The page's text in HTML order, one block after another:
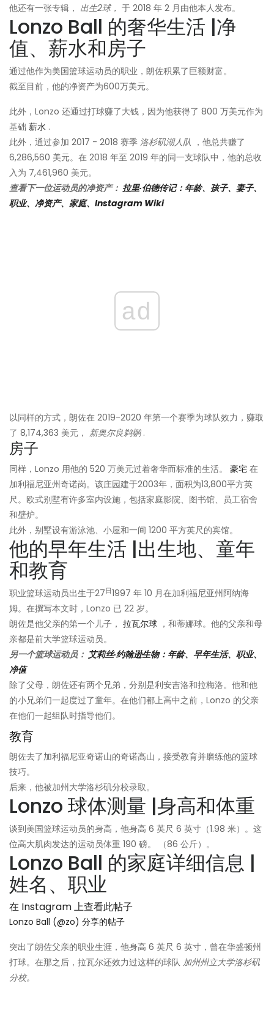
他还有一张专辑， 出生2球， 于 2018 年 2 月由他本人发布。
Lonzo Ball 的奢华生活 |净
值、薪水和房子
通过他作为美国篮球运动员的职业，朗佐积累了巨额财富。
截至目前，他的净资产为600万美元。
此外，Lonzo 还通过打球赚了大钱，因为他获得了 800 万美元作为
基础 薪水 .
此外，通过参加 2017 - 2018 赛季 洛杉矶湖人队 ，他总共赚了
6,286,560 美元。在 2018 年至 2019 年的同一支球队中，他的总收
入为 7,461,960 美元。
查看下一位运动员的净资产： 拉里·伯德传记：年龄、孩子、妻子、
职业、净资产、家庭、Instagram Wiki
ad
以同样的方式，朗佐在 2019-2020 年第一个赛季为球队效力，赚取
了 8,174,363 美元， 新奥尔良鹈鹕.
房子
同样，Lonzo 用他的 520 万美元过着奢华而标准的生活。 豪宅 在
加利福尼亚州奇诺岗。该庄园建于2003年，面积为13,800平方英
尺。欧式别墅有许多室内设施，包括家庭影院、图书馆、员工宿舍
和壁炉。
此外，别墅设有游泳池、小屋和一间 1200 平方英尺的宾馆。
他的早年生活 |出生地、童年
和教育
职业篮球运动员出生于27日1997 年 10 月在加利福尼亚州阿纳海
姆。在撰写本文时，Lonzo 已 22 岁。
朗佐是他父亲的第一个儿子， 拉瓦尔球 ，和蒂娜球。他的父亲和母
亲都是前大学篮球运动员。
另一个篮球运动员： 艾莉丝·约翰逊生物：年龄、早年生活、职业、
净值
除了父母，朗佐还有两个兄弟，分别是利安吉洛和拉梅洛。他和他
的小兄弟们一起度过了童年。在他们都上高中之前，Lonzo 的父亲
在他们一起组队时指导他们。
教育
朗佐去了加利福尼亚奇诺山的奇诺高山，接受教育并磨练他的篮球
技巧。
后来，他被加州大学洛杉矶分校录取。
Lonzo 球体测量 |身高和体重
谈到美国篮球运动员的身高，他身高 6 英尺 6 英寸（1.98 米）。这
位高大肌肉发达的运动员体重 190 磅。 （86 公斤）。
Lonzo Ball 的家庭详细信息 |
姓名、职业
在 Instagram 上查看此帖子
Lonzo Ball (@zo) 分享的帖子
突出了朗佐父亲的职业生涯，他身高 6 英尺 6 英寸，曾在华盛顿州
打球。在那之后，拉瓦尔还效力过这样的球队 加州州立大学洛杉矶
分校。